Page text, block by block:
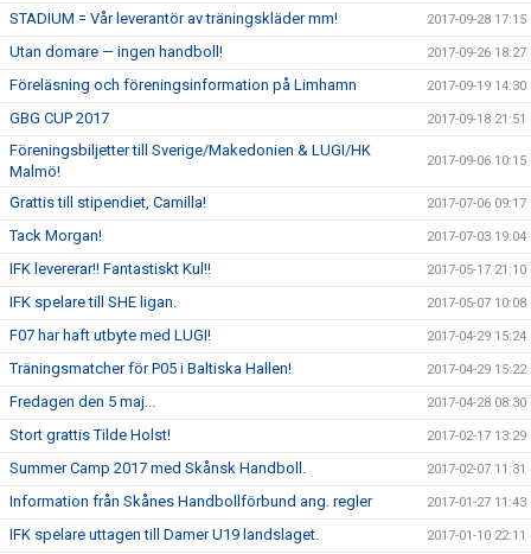
STADIUM = Vår leverantör av träningskläder mm! 2017-09-28 17:15
Utan domare — ingen handboll! 2017-09-26 18:27
Föreläsning och föreningsinformation på Limhamn 2017-09-19 14:30
GBG CUP 2017 2017-09-18 21:51
Föreningsbiljetter till Sverige/Makedonien & LUGI/HK
Malmö!
2017-09-06 10:15
Grattis till stipendiet, Camilla! 2017-07-06 09:17
Tack Morgan! 2017-07-03 19:04
IFK levererar!! Fantastiskt Kul!! 2017-05-17 21:10
IFK spelare till SHE ligan. 2017-05-07 10:08
F07 har haft utbyte med LUGI! 2017-04-29 15:24
Träningsmatcher för P05 i Baltiska Hallen! 2017-04-29 15:22
Fredagen den 5 maj... 2017-04-28 08:30
Stort grattis Tilde Holst! 2017-02-17 13:29
Summer Camp 2017 med Skånsk Handboll. 2017-02-07 11:31
Information från Skånes Handbollförbund ang. regler 2017-01-27 11:43
IFK spelare uttagen till Damer U19 landslaget. 2017-01-10 22:11